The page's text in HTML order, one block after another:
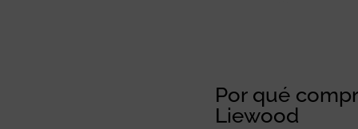
Por qué
Liewood